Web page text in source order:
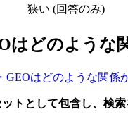
狭い (回答のみ)
はどのような
GEOはどのような関係
トとして包含し、検